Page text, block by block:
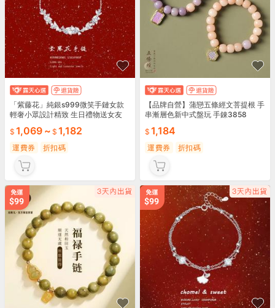
「紫藤花」純銀s999微笑手鏈女款
輕奢小眾設計精致 生日禮物送女友
1,069 ~ 1,182
運費券 折扣碼
【品牌自營】蒲戀五條經文菩提根 手
串漸層色新中式盤玩 手錬3858
1,184
運費券 折扣碼